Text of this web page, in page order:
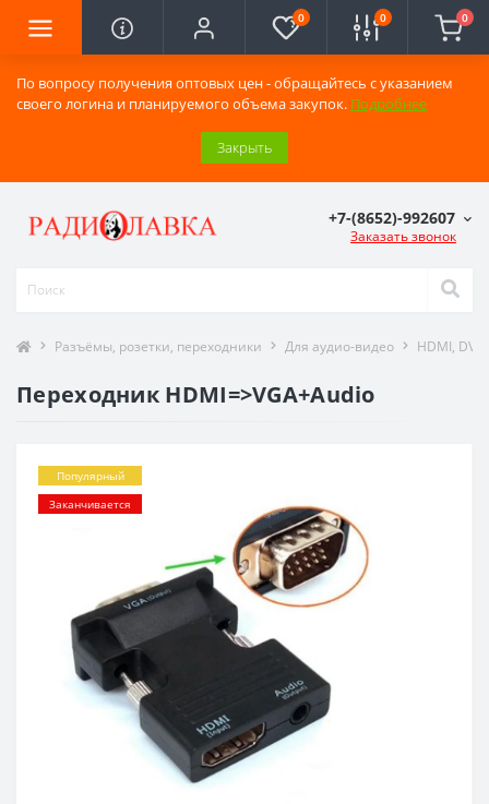
По вопросу получения оптовых цен - обращайтесь с указанием
своего логина и планируемого объема закупок. Подробнее
Закрыть
0 0 0
+7-(8652)-992607
Заказать звонок
Разъёмы, розетки, переходники Для аудио-видео HDMI, DVI,
Переходник HDMI=>VGA+Audio
Популярный
Заканчивается